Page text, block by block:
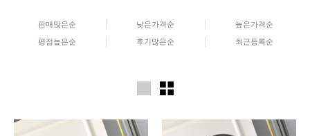
판매많은순 낮은가격순 높은가격순
평점높은순 후기많은순 최근등록순